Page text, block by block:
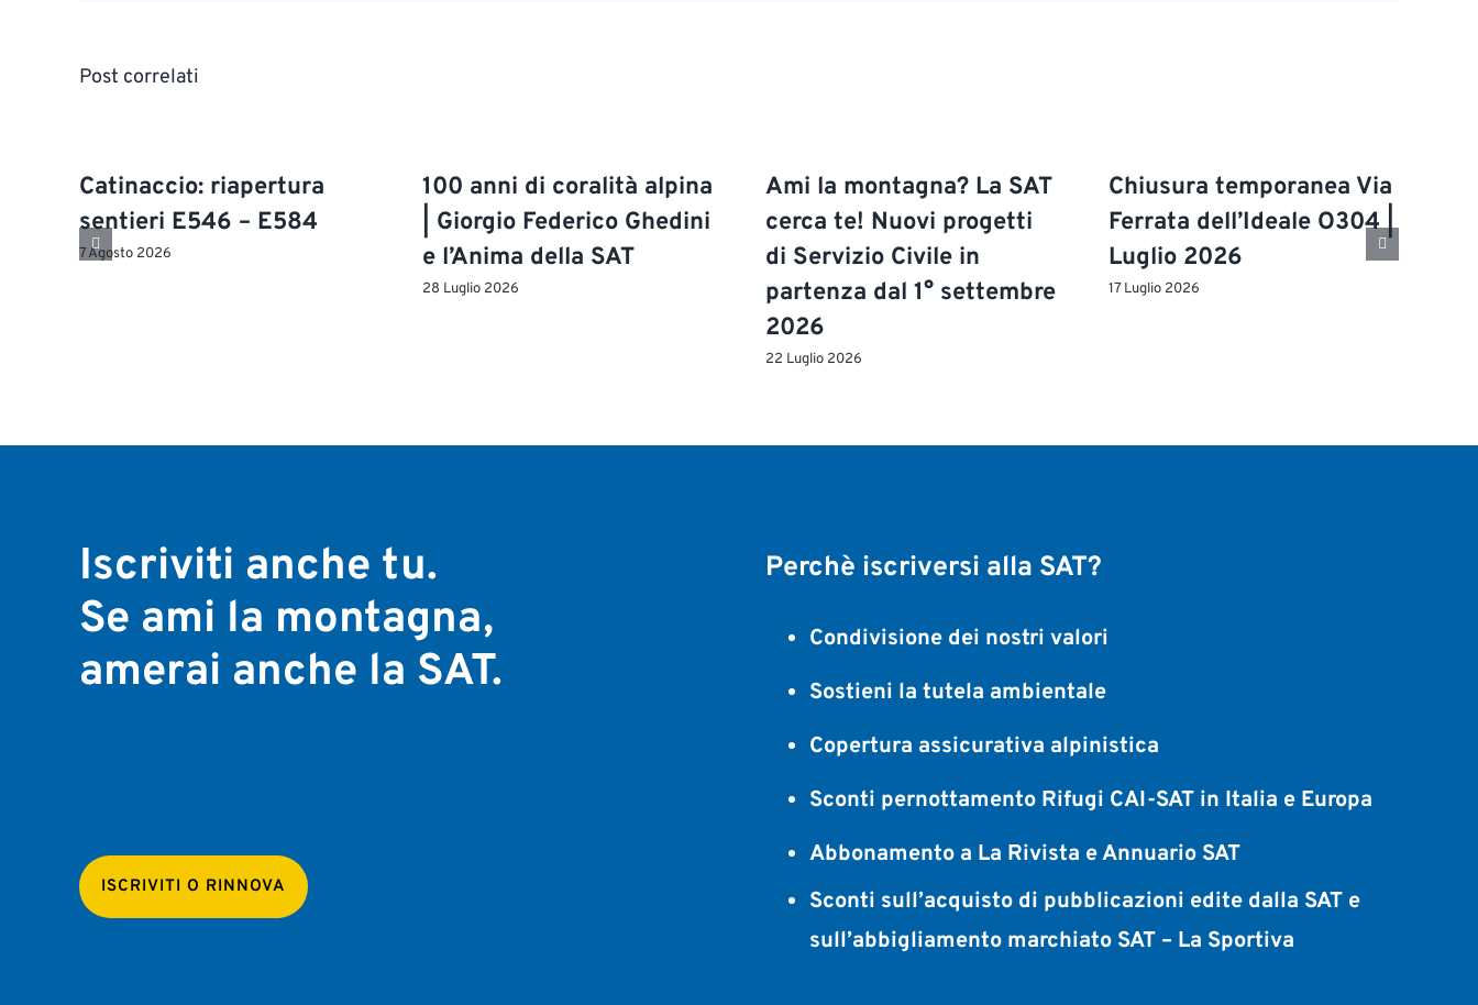
Post correlati
Catinaccio: riapertura
sentieri E546 – E584
7 Agosto 2026
100 anni di coralità alpina
| Giorgio Federico Ghedini
e l’Anima della SAT
28 Luglio 2026
Ami la montagna? La SAT
cerca te! Nuovi progetti
di Servizio Civile in
partenza dal 1° settembre
2026
22 Luglio 2026
Chiusura temporanea Via
Ferrata dell’Ideale O304 |
Luglio 2026
17 Luglio 2026
Iscriviti anche tu.
Se ami la montagna,
amerai anche la SAT.
ISCRIVITI O RINNOVA
Perchè iscriversi alla SAT?
Condivisione dei nostri valori
Sostieni la tutela ambientale
Copertura assicurativa alpinistica
Sconti pernottamento Rifugi CAI-SAT in Italia e Europa
Abbonamento a La Rivista e Annuario SAT
Sconti sull’acquisto di pubblicazioni edite dalla SAT e
sull’abbigliamento marchiato SAT – La Sportiva